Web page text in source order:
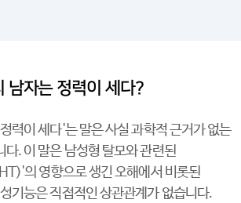
남자는 정력이 세다?
력이 세다'는 말은 사실 과학적 근거가 없는
다. 이 말은 남성형 탈모와 관련된
의 영향으로 생긴 오해에서 비롯된
기능은 직접적인 상관관계가 없습니다.